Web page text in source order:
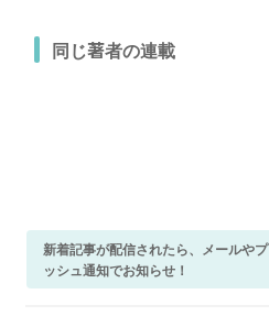
同じ著者の連載
新着記事が配信されたら、メールやプ
ッシュ通知でお知らせ！